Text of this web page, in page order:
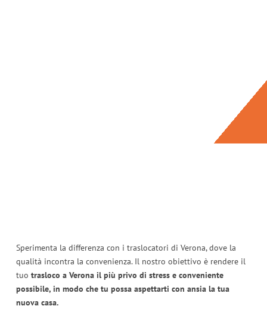
Sperimenta la differenza con i traslocatori di Verona, dove la
qualità incontra la convenienza. Il nostro obiettivo è rendere il
tuo trasloco a Verona il più privo di stress e conveniente
possibile, in modo che tu possa aspettarti con ansia la tua
nuova casa.